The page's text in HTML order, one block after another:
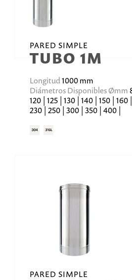
PARED SIMPLE
TUBO 1M
Longitud1000 mm
Diámetros Disponibles Ømm
120 | 125 | 130 | 140 | 150 | 160
230 | 250 | 300 | 350 | 400 |
PARED SIMPLE